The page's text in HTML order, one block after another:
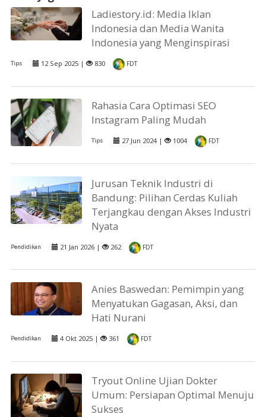
Ladiestory.id: Media Iklan
Indonesia dan Media Wanita
Indonesia yang Menginspirasi
Tips 12 Sep 2025 | 830 FDT
Rahasia Cara Optimasi SEO
Instagram Paling Mudah
Tips 27 Jun 2024 | 1004 FDT
Jurusan Teknik Industri di
Bandung: Pilihan Cerdas Kuliah
Terjangkau dengan Akses Industri
Nyata
Pendidikan 21 Jan 2026 | 262 FDT
Anies Baswedan: Pemimpin yang
Menyatukan Gagasan, Aksi, dan
Hati Nurani
Pendidikan 4 Okt 2025 | 361 FDT
Tryout Online Ujian Dokter
Umum: Persiapan Optimal Menuju
Sukses